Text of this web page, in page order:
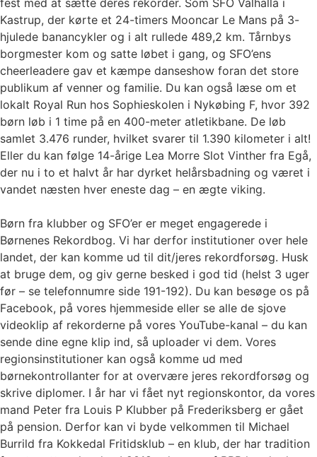
Kastrup, der kørte et 24-timers Mooncar Le Mans på 3-
hjulede banancykler og i alt rullede 489,2 km. Tårnbys
borgmester kom og satte løbet i gang, og SFO’ens
cheerleadere gav et kæmpe danseshow foran det store
publikum af venner og familie. Du kan også læse om et
lokalt Royal Run hos Sophieskolen i Nykøbing F, hvor 392
børn løb i 1 time på en 400-meter atletikbane. De løb
samlet 3.476 runder, hvilket svarer til 1.390 kilometer i alt!
Eller du kan følge 14-årige Lea Morre Slot Vinther fra Egå,
der nu i to et halvt år har dyrket helårsbadning og været i
vandet næsten hver eneste dag – en ægte viking.
Børn fra klubber og SFO’er er meget engagerede i
Børnenes Rekordbog. Vi har derfor institutioner over hele
landet, der kan komme ud til dit/jeres rekordforsøg. Husk
at bruge dem, og giv gerne besked i god tid (helst 3 uger
før – se telefonnumre side 191-192). Du kan besøge os på
Facebook, på vores hjemmeside eller se alle de sjove
videoklip af rekorderne på vores YouTube-kanal – du kan
sende dine egne klip ind, så uploader vi dem. Vores
regionsinstitutioner kan også komme ud med
børnekontrollanter for at overvære jeres rekordforsøg og
skrive diplomer. I år har vi fået nyt regionskontor, da vores
mand Peter fra Louis P Klubber på Frederiksberg er gået
på pension. Derfor kan vi byde velkommen til Michael
Burrild fra Kokkedal Fritidsklub – en klub, der har tradition